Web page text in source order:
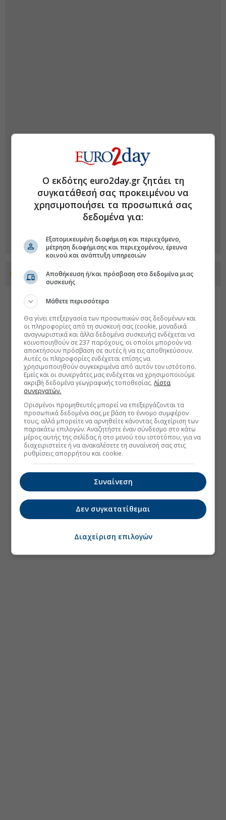
Προσθέστε το euro2day.gr στο Discover
Ο εκδότης euro2day.gr ζητάει τη
συγκατάθεσή σας προκειμένου να
χρησιμοποιήσει τα προσωπικά σας
δεδομένα για:
Εξατομικευμένη διαφήμιση και περιεχόμενο,
μέτρηση διαφήμισης και περιεχομένου, έρευνα
κοινού και ανάπτυξη υπηρεσιών
Αποθήκευση ή/και πρόσβαση στα δεδομένα μιας
συσκευής
Μάθετε περισσότερα
Θα γίνει επεξεργασία των προσωπικών σας δεδομένων και
οι πληροφορίες από τη συσκευή σας (cookie, μοναδικά
αναγνωριστικά και άλλα δεδομένα συσκευής) ενδέχεται να
κοινοποιηθούν σε 237 παρόχους, οι οποίοι μπορούν να
αποκτήσουν πρόσβαση σε αυτές ή να τις αποθηκεύσουν.
Αυτές οι πληροφορίες ενδέχεται επίσης να
χρησιμοποιηθούν συγκεκριμένα από αυτόν τον ιστότοπο.
Εμείς και οι συνεργάτες μας ενδέχεται να χρησιμοποιούμε
ακριβή δεδομένα γεωγραφικής τοποθεσίας.Λίστα
συνεργατών.
Ορισμένοι προμηθευτές μπορεί να επεξεργάζονται τα
προσωπικά δεδομένα σας με βάση το έννομο συμφέρον
τους, αλλά μπορείτε να αρνηθείτε κάνοντας διαχείριση των
παρακάτω επιλογών. Αναζητήστε έναν σύνδεσμο στο κάτω
μέρος αυτής της σελίδας ή στο μενού του ιστοτόπου, για να
διαχειριστείτε ή να ανακαλέσετε τη συναίνεσή σας στις
ρυθμίσεις απορρήτου και cookie.
Συναίνεση
Δεν συγκατατίθεμαι
Διαχείριση επιλογών